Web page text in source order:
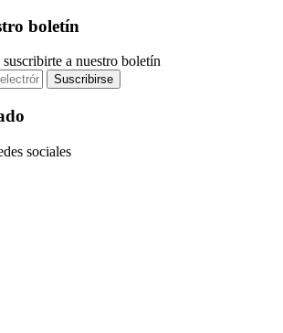
boletín
a nuestro boletín
Suscribirse
sociales